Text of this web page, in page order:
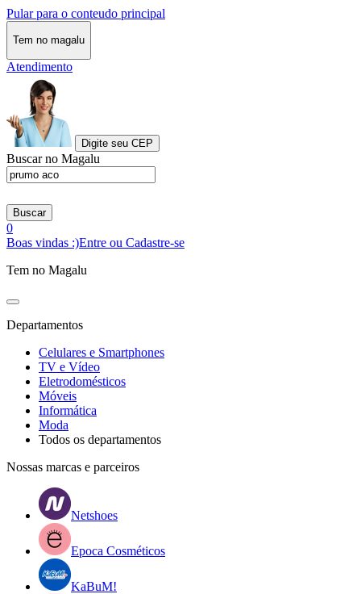
Pular para o conteudo principal
Tem no magalu
Atendimento
Digite seu CEP
Buscar no Magalu
Buscar
0
Boas vindas :)Entre ou Cadastre-se
Tem no Magalu
Departamentos
Celulares e Smartphones
TV e Vídeo
Eletrodomésticos
Móveis
Informática
Moda
Todos os departamentos
Nossas marcas e parceiros
Netshoes
Epoca Cosméticos
KaBuM!